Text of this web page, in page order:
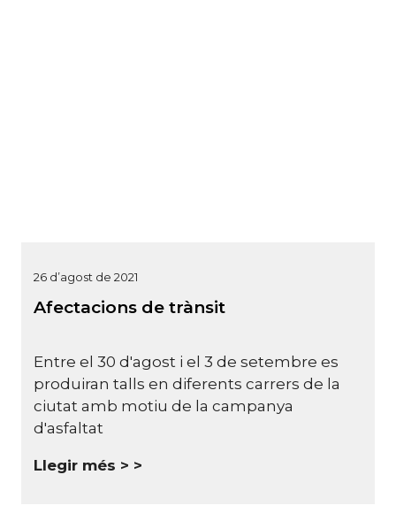
26 d’agost de 2021
Afectacions de trànsit
Entre el 30 d'agost i el 3 de setembre es
produiran talls en diferents carrers de la
ciutat amb motiu de la campanya
d'asfaltat
Llegir més >